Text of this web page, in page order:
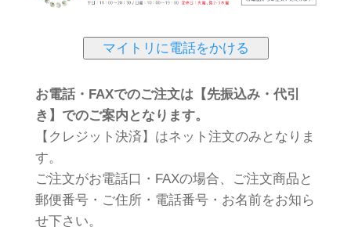
マイトリに電話をかける
お電話・FAXでのご注文は【先振込み・代引
き】でのご案内となります。
【クレジット決済】はネット注文のみとなりま
す。
ご注文がお電話口・FAXの場合、ご注文商品と
郵便番号・ご住所・電話番号・お名前をお知ら
せ下さい。